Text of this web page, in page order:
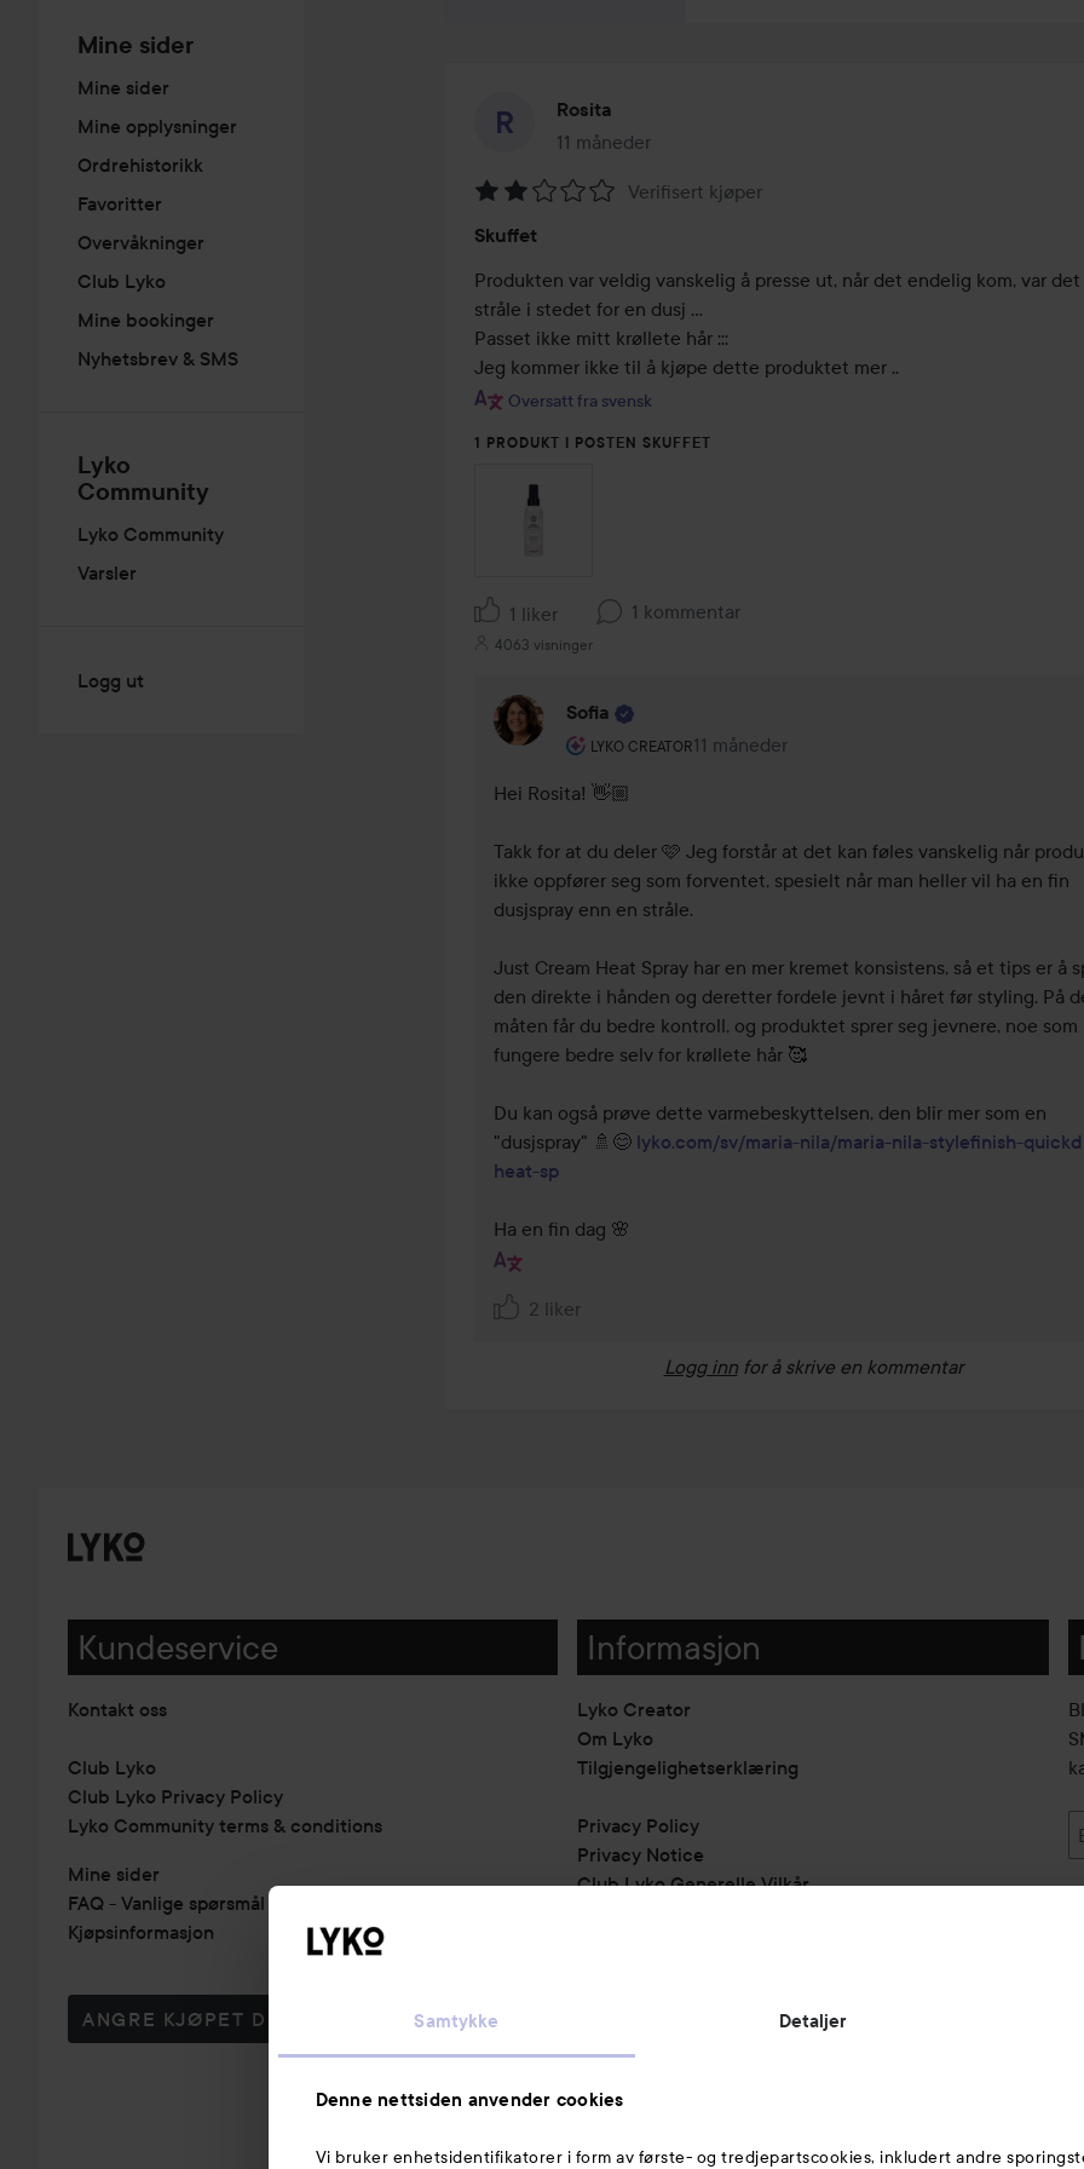
Samtykke Detaljer
Denne nettsiden anvender cookies
Vi bruker enhetsidentifikatorer i form av første- og tredjepartscookies, inkludert andre
Mine sider
Mine sider
Mine opplysninger
Ordrehistorikk
Favoritter
Overvåkninger
Club Lyko
Mine bookinger
Nyhetsbrev & SMS
Lyko
Community
Lyko Community
Varsler
Logg ut
Rosita
11 måneder
Innlegget ble opprettet 11 måneder
2
av
5
Verifisert kjøper
Skuffet
Produkten var veldig vanskelig å presse ut, når det endelig kom, var
stråle i stedet for en dusj …
Passet ikke mitt krøllete hår :::
Jeg kommer ikke til å kjøpe dette produktet mer ..
Oversatt fra svensk
1 PRODUKT I POSTEN SKUFFET
1 liker 1 kommentar
4063 visninger
Sofia
LYKO CREATOR
Brukerens rolle: Lyko Creator.
11 måneder
Kommentaren lades 11 måneder
Hei Rosita! 👋🏼
Takk for at du deler 🩷 Jeg forstår at det kan føles vanskelig når
ikke oppfører seg som forventet, spesielt når man heller vil ha en fin
dusjspray enn en stråle.
Just Cream Heat Spray har en mer kremet konsistens, så et tips er å
den direkte i hånden og deretter fordele jevnt i håret før styling. På
måten får du bedre kontroll, og produktet sprer seg jevnere, noe som
fungere bedre selv for krøllete hår 🥰
Du kan også prøve dette varmebeskyttelsen, den blir mer som en
"dusjspray" 🚿😊 lyko.com/sv/maria-nila/maria-nila-stylefinish-
heat-sp
Ha en fin dag 🌸
2 liker
Logg inn for å skrive en kommentar
Kundeservice
Kontakt oss
Club Lyko
Club Lyko Privacy Policy
Lyko Community terms & conditions
Mine sider
FAQ - Vanlige spørsmål & svar
Kjøpsinformasjon
ANGRE KJØPET DITT
Informasjon
Lyko Creator
Om Lyko
Tilgjengelighetserklæring
Privacy Policy
Privacy Notice
Club Lyko Generelle Vilkår
Rabattkoder